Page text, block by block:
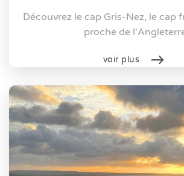
Découvrez le cap Gris-Nez, le cap
proche de
voir plus